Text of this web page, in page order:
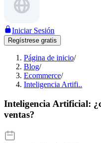
Iniciar Sesión
Regístrese gratis
Página de inicio/
Blog/
Ecommerce/
Inteligencia Artifi..
Inteligencia Artificial:
ventas?